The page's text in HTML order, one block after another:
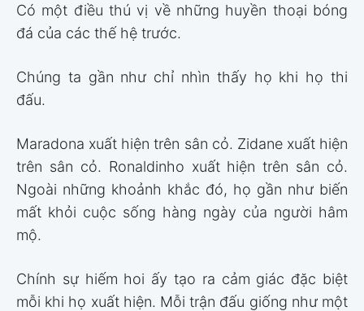
Có một điều thú vị về những huyền thoại bóng
đá của các thế hệ trước.
Chúng ta gần như chỉ nhìn thấy họ khi họ thi
đấu.
Maradona xuất hiện trên sân cỏ. Zidane xuất hiện
trên sân cỏ. Ronaldinho xuất hiện trên sân cỏ.
Ngoài những khoảnh khắc đó, họ gần như biến
mất khỏi cuộc sống hàng ngày của người hâm
mộ.
Chính sự hiếm hoi ấy tạo ra cảm giác đặc biệt
mỗi khi họ xuất hiện. Mỗi trận đấu giống như một